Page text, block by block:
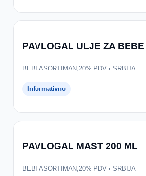
PAVLOGAL ULJE ZA BEBE
BEBI ASORTIMAN,20% PDV • SRBIJA
Informativno
PAVLOGAL MAST 200 ML
BEBI ASORTIMAN,20% PDV • SRBIJA